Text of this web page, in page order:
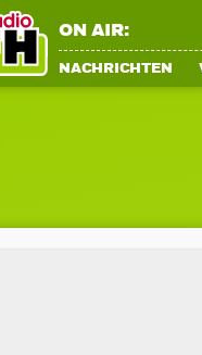
ON AIR:
NACHRICHTEN